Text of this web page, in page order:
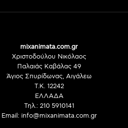
mixanimata.com.gr
Χριστοδούλου Νικόλαος
Παλαιάς Καβάλας 49
Άγιος Σπυρίδωνας, Αιγάλεω
Τ.Κ. 12242
ΕΛΛΑΔΑ
Τηλ.: 210 5910141
Email: info@mixanimata.com.gr